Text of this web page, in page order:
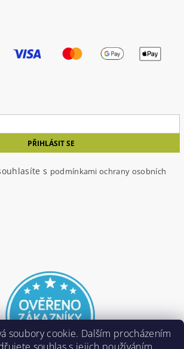
s podmínkami ochrany osobních
soubory cookie. Dalším procházením